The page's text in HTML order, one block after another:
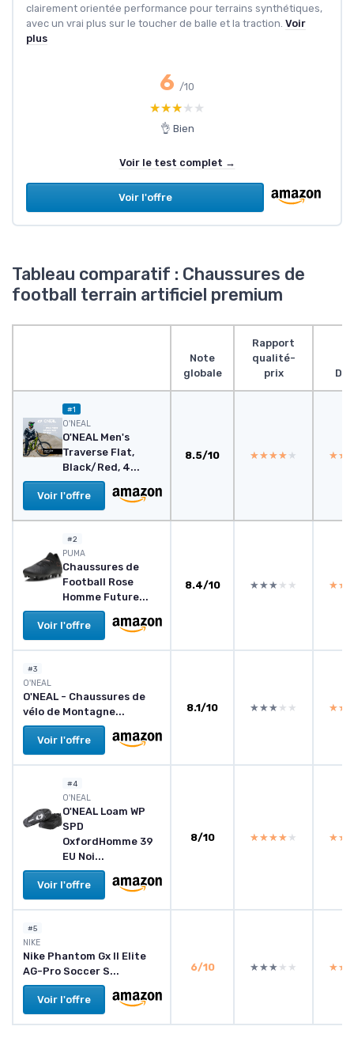
clairement orientée performance pour terrains synthétiques,
avec un vrai plus sur le toucher de balle et la traction. Voir
plus
6 /10
★★★★★
★★★★★
👌 Bien
Voir le test complet →
Voir l'offre
Tableau comparatif : Chaussures de
football terrain artificiel premium
Note
globale
Rapport
qualité-
prix
#1
O'NEAL
O'NEAL Men's
Traverse Flat,
Black/Red, 4...
Voir l'offre
8.5/10 ★★★★★
★★★★★
#2
PUMA
Chaussures de
Football Rose
Homme Future...
Voir l'offre
8.4/10 ★★★★★
★★★★★
#3
O'NEAL
O'NEAL - Chaussures de
vélo de Montagne...
Voir l'offre
8.1/10 ★★★★★
★★★★★
#4
O'NEAL
O'NEAL Loam WP
SPD
OxfordHomme 39
EU Noi...
Voir l'offre
8/10 ★★★★★
★★★★★
#5
NIKE
Nike Phantom Gx II Elite
AG-Pro Soccer S...
Voir l'offre
6/10 ★★★★★
★★★★★